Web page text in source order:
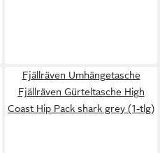
Fjällräven Umhängetasche
Fjällräven Gürteltasche High
Coast Hip Pack shark grey (1-tlg)